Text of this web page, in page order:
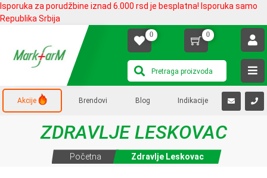
Isporuka za porudžbine iznad 6.000 rsd je besplatna! Isporuka samo
Republika Srbija
0 0
Akcije Brendovi Blog Indikacije
ZDRAVLJE LESKOVAC
Početna Zdravlje Leskovac